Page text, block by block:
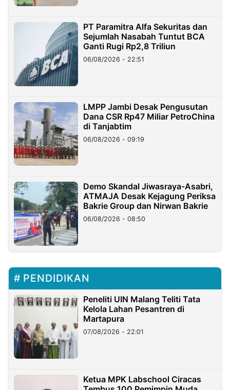
PT Paramitra Alfa Sekuritas dan
Sejumlah Nasabah Tuntut BCA
Ganti Rugi Rp2,8 Triliun
06/08/2026 - 22:51
LMPP Jambi Desak Pengusutan
Dana CSR Rp47 Miliar PetroChina
di Tanjabtim
06/08/2026 - 09:19
Demo Skandal Jiwasraya-Asabri,
ATMAJA Desak Kejagung Periksa
Bakrie Group dan Nirwan Bakrie
06/08/2026 - 08:50
PENDIDIKAN
Peneliti UIN Malang Teliti Tata
Kelola Lahan Pesantren di
Martapura
07/08/2026 - 22:01
Ketua MPK Labschool Ciracas